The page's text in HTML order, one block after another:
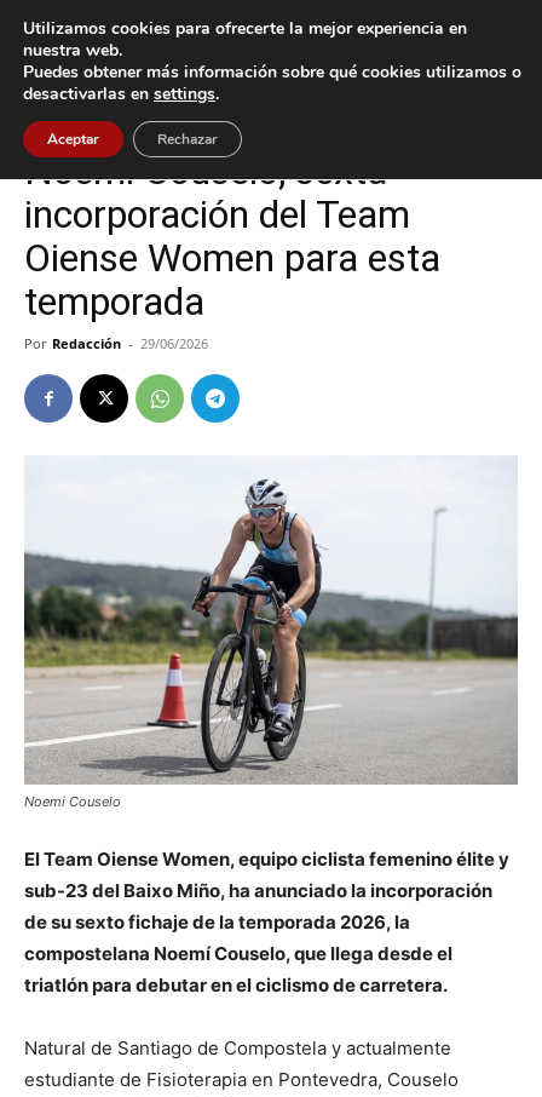
Inicio Deportes
Deportes Oia
Noemí Couselo, sexta
incorporación del Team
Oiense Women para esta
temporada
Por Redacción - 29/06/2026
Noemi Couselo
El Team Oiense Women, equipo ciclista femenino élite y
sub-23 del Baixo Miño, ha anunciado la incorporación
de su sexto fichaje de la temporada 2026, la
compostelana Noemí Couselo, que llega desde el
triatlón para debutar en el ciclismo de carretera.
Natural de Santiago de Compostela y actualmente
estudiante de Fisioterapia en Pontevedra, Couselo
Utilizamos cookies para ofrecerte la mejor experiencia en
nuestra web.
Puedes obtener más información sobre qué cookies utilizamos o
desactivarlas en settings.
Aceptar Rechazar